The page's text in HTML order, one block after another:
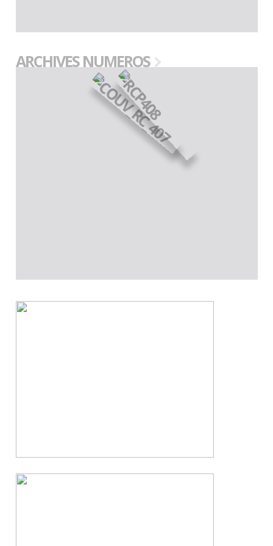
ARCHIVES NUMEROS